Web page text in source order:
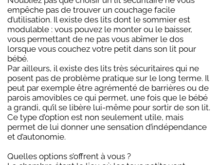
empêche pas de trouver un couchage facile
d’utilisation. Il existe des lits dont le sommier est
modulable : vous pouvez le monter ou le baisser,
vous permettant de ne pas vous abîmer le dos
lorsque vous couchez votre petit dans son lit pour
bébé.
Par ailleurs, il existe des lits très sécuritaires qui ne
posent pas de problème pratique sur le long terme. Il
peut par exemple être agrémenté de barrières ou de
parois amovibles ce qui permet, une fois que le bébé
a grandi, qu’il se libère lui-même pour sortir de son lit.
Ce type d’option est non seulement utile, mais
permet de lui donner une sensation d’indépendance
et d’autonomie.
Quelles options s’offrent à vous ?